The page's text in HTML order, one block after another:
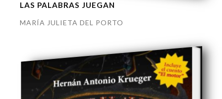
LAS PALABRAS JUEGAN
MARÍA JULIETA DEL PORTO